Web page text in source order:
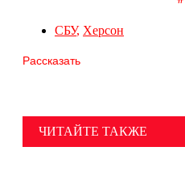
СБУ, Херсон
Рассказать
ЧИТАЙТЕ ТАКЖЕ